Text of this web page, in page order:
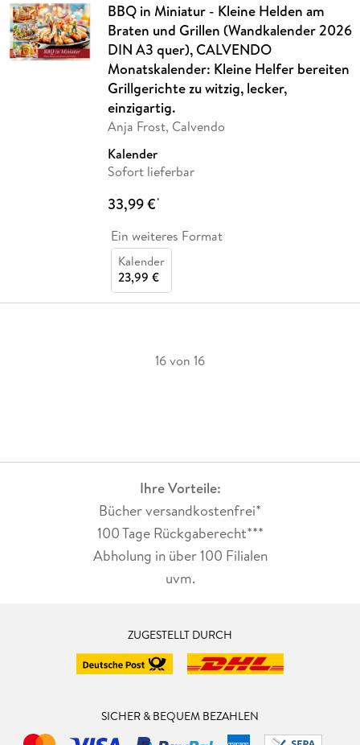
BBQ in Miniatur - Kleine Helden am
Braten und Grillen (Wandkalender 2026
DIN A3 quer), CALVENDO
Monatskalender: Kleine Helfer bereiten
Grillgerichte zu witzig, lecker,
einzigartig.
Anja Frost, Calvendo
Kalender
Sofort lieferbar
33,99 €*
Ein weiteres Format
Kalender
23,99 €
16 von 16
Ihre Vorteile:
Bücher versandkostenfrei*
100 Tage Rückgaberecht***
Abholung in über 100 Filialen
uvm.
ZUGESTELLT DURCH
SICHER & BEQUEM BEZAHLEN